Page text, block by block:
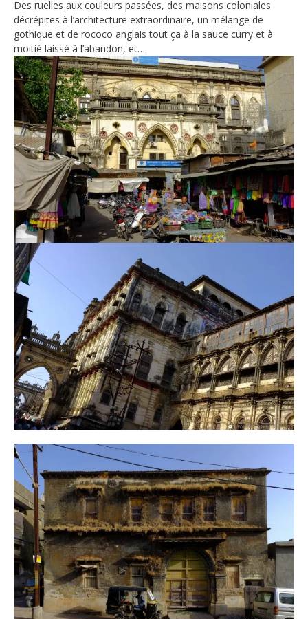
Des ruelles aux couleurs passées, des maisons coloniales
décrépites à l’architecture extraordinaire, un mélange de
gothique et de rococo anglais tout ça à la sauce curry et à
moitié laissé à l’abandon, et…